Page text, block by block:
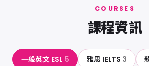
COURSES
課程資訊
一般英文 ESL 5 雅思 IELTS 3